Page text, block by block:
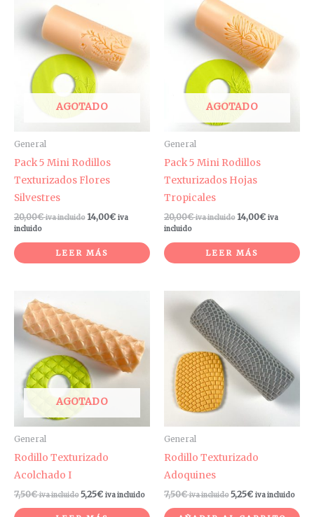
AGOTADO
General
Pack 5 Mini Rodillos
Texturizados Flores
Silvestres
20,00€ iva incluido 14,00€ iva
incluido
LEER MÁS
AGOTADO
General
Pack 5 Mini Rodillos
Texturizados Hojas
Tropicales
20,00€ iva incluido 14,00€ iva
incluido
LEER MÁS
AGOTADO
General
Rodillo Texturizado
Acolchado I
7,50€ iva incluido 5,25€ iva incluido
General
Rodillo Texturizado
Adoquines
7,50€ iva incluido 5,25€ iva incluido